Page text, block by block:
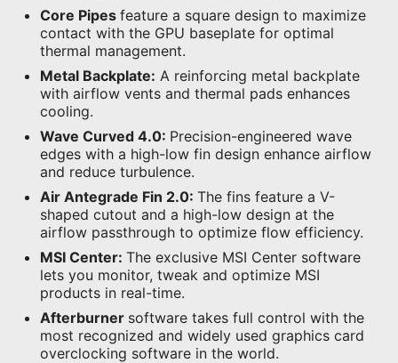
Core Pipes feature a square design to maximize
contact with the GPU baseplate for optimal
thermal management.
Metal Backplate: A reinforcing metal backplate
with airflow vents and thermal pads enhances
cooling.
Wave Curved 4.0: Precision-engineered wave
edges with a high-low fin design enhance airflow
and reduce turbulence.
Air Antegrade Fin 2.0: The fins feature a V-
shaped cutout and a high-low design at the
airflow passthrough to optimize flow efficiency.
MSI Center: The exclusive MSI Center software
lets you monitor, tweak and optimize MSI
products in real-time.
Afterburner software takes full control with the
most recognized and widely used graphics card
overclocking software in the world.